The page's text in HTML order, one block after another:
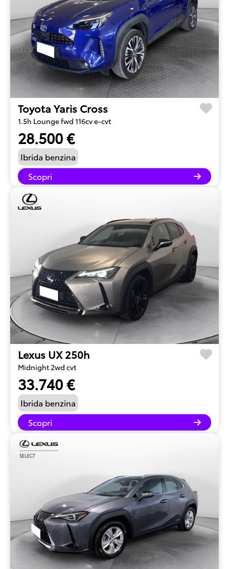
Toyota Yaris Cross
1.5h Lounge fwd 116cv e-cvt
28.500 €
Ibrida benzina
Scopri
Lexus UX 250h
Midnight 2wd cvt
33.740 €
Ibrida benzina
Scopri